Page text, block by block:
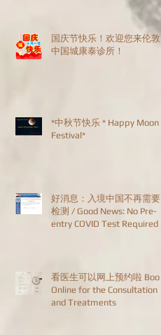
国庆节快乐！欢迎您来伦敦
中国城康泰诊所！
*中秋节快乐 * Happy Moon
Festival*
好消息：入境中国不再需要
检测 / Good News: No Pre-
entry COVID Test Required
看医生可以网上预约啦 Book
Online for the Consultation
and Treatments